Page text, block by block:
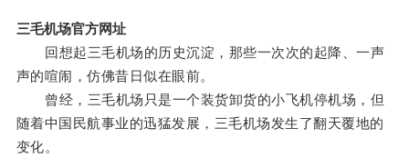
三毛机场官方网址
回想起三毛机场的历史沉淀，那些一次次的起降、一声
声的喧闹，仿佛昔日似在眼前。
曾经，三毛机场只是一个装货卸货的小飞机停机场，但
随着中国民航事业的迅猛发展，三毛机场发生了翻天覆地的
变化。